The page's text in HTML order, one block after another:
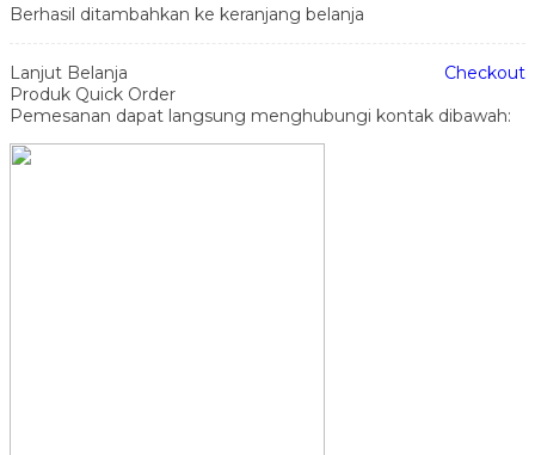
Berhasil ditambahkan ke keranjang belanja
Lanjut Belanja
Checkout
Produk Quick Order
Pemesanan dapat langsung menghubungi kontak dibawah: